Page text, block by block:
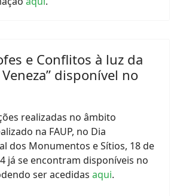
e Conflitos à luz da
disponível no
realizadas no âmbito
na FAUP, no Dia
dos Monumentos e Sítios, 18 de
já se encontram disponíveis no
ser acedidas aqui.